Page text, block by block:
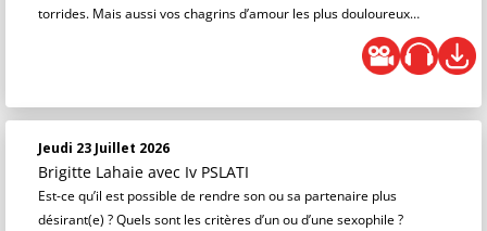
torrides. Mais aussi vos chagrins d’amour les plus douloureux…
Jeudi 23 Juillet 2026
Brigitte Lahaie avec Iv PSLATI
Est-ce qu’il est possible de rendre son ou sa partenaire plus
désirant(e) ? Quels sont les critères d’un ou d’une sexophile ?